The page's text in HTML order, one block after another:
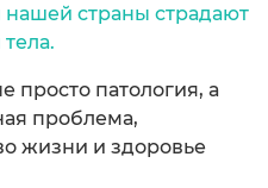
страны страдают
просто патология, а
проблема,
жизни и здоровье